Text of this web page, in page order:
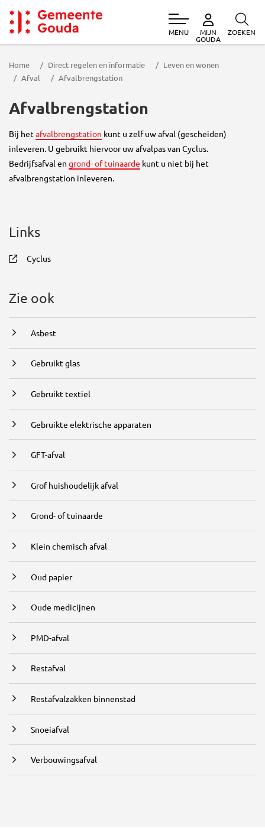
Gemeente Gouda
MENU MIJN
GOUDA
ZOEKEN
Home Direct regelen en informatie
Leven en wonen
Afval
Afvalbrengstation
Afvalbrengstation
Bij het afvalbrengstation kunt u zelf uw afval (gescheiden)
inleveren. U gebruikt hiervoor uw afvalpas van Cyclus.
Bedrijfsafval en grond- of tuinaarde kunt u niet bij het
afvalbrengstation inleveren.
Links
Cyclus
, opent in nieuw tabblad
Zie ook
Asbest
Gebruikt glas
Gebruikt textiel
Gebruikte elektrische apparaten
GFT-afval
Grof huishoudelijk afval
Grond- of tuinaarde
Klein chemisch afval
Oud papier
Oude medicijnen
PMD-afval
Restafval
Restafvalzakken binnenstad
Snoeiafval
Verbouwingsafval